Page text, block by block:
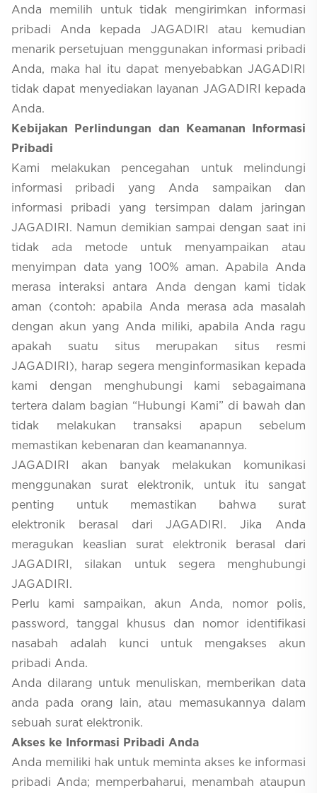
Anda memilih untuk tidak mengirimkan informasi
pribadi Anda kepada JAGADIRI atau kemudian
menarik persetujuan menggunakan informasi pribadi
Anda, maka hal itu dapat menyebabkan JAGADIRI
tidak dapat menyediakan layanan JAGADIRI kepada
Anda.
Kebijakan Perlindungan dan Keamanan Informasi
Pribadi
Kami melakukan pencegahan untuk melindungi
informasi pribadi yang Anda sampaikan dan
informasi pribadi yang tersimpan dalam jaringan
JAGADIRI. Namun demikian sampai dengan saat ini
tidak ada metode untuk menyampaikan atau
menyimpan data yang 100% aman. Apabila Anda
merasa interaksi antara Anda dengan kami tidak
aman (contoh: apabila Anda merasa ada masalah
dengan akun yang Anda miliki, apabila Anda ragu
apakah suatu situs merupakan situs resmi
JAGADIRI), harap segera menginformasikan kepada
kami dengan menghubungi kami sebagaimana
tertera dalam bagian “Hubungi Kami” di bawah dan
tidak melakukan transaksi apapun sebelum
memastikan kebenaran dan keamanannya.
JAGADIRI akan banyak melakukan komunikasi
menggunakan surat elektronik, untuk itu sangat
penting untuk memastikan bahwa surat
elektronik
berasal dari JAGADIRI. Jika Anda
meragukan keaslian surat elektronik berasal dari
JAGADIRI, silakan untuk segera menghubungi
JAGADIRI.
Perlu kami sampaikan, akun Anda, nomor polis,
password, tanggal khusus dan nomor identifikasi
nasabah adalah kunci untuk mengakses akun
pribadi Anda.
Anda dilarang untuk menuliskan, memberikan data
anda pada orang lain, atau memasukannya dalam
sebuah surat elektronik.
Akses ke Informasi Pribadi Anda
Anda memiliki hak untuk meminta akses ke informasi
pribadi Anda; memperbaharui, menambah ataupun